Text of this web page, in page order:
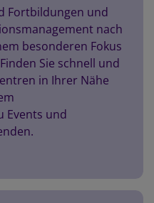
Fortbildungen und
nach
besonderen Fokus
Sie schnell und
in Ihrer Nähe
Events und